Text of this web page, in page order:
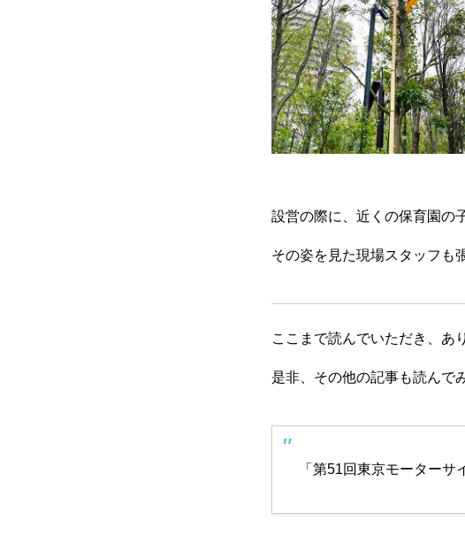
設営の際に、近くの保育園の
その姿を見た現場スタッフも
ここまで読んでいただき、あ
是非、その他の記事も読んで
「第51回東京モーター